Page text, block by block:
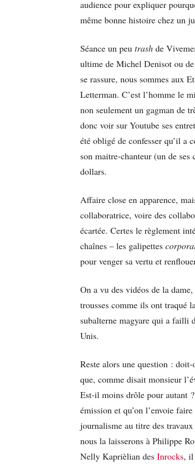
audience pour expliquer
même bonne histoire chez un
Séance un peu trash de
ultime de Michel Denisot ou de
se rassure, nous sommes aux
Letterman. C’est l’homme le
non seulement un gagman de
donc voir sur Youtube ses
été obligé de confesser qu’il a
son maitre-chanteur (un de
dollars.
Affaire close en apparence,
collaboratrice, voire des
écartée. Certes le règlement
chaînes – les galipettes
pour venger sa vertu et
On a vu des vidéos de la
trousses comme ils ont traqué
subalterne magyare qui a failli
Unis.
Reste alors une question :
que, comme disait monsieur
Est-il moins drôle pour autant
émission et qu’on l’envoie
journalisme au titre des
nous la laisserons à Philippe
Nelly Kaprièlian des Inrocks, il